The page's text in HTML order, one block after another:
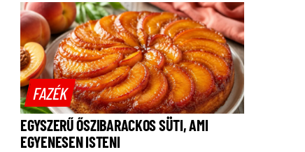
FAZÉK
EGYSZERŰ ŐSZIBARACKOS SÜTI, AMI
EGYENESEN ISTENI